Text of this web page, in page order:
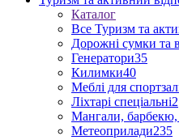
Каталог
Все Туризм та
Дорожні сумки та
Генератори35
Килимки40
Меблі для
Ліхтарі спеціальні2
Мангали, барбекю,
Метеоприлади235